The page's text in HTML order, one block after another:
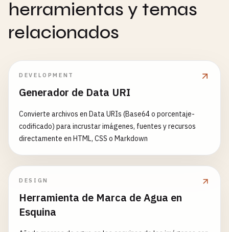
herramientas y temas
relacionados
DEVELOPMENT
Generador de Data URI
Convierte archivos en Data URIs (Base64 o porcentaje-
codificado) para incrustar imágenes, fuentes y recursos
directamente en HTML, CSS o Markdown
DESIGN
Herramienta de Marca de Agua en
Esquina